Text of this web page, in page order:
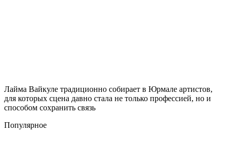
Лайма Вайкуле традиционно собирает в Юрмале артистов,
для которых сцена давно стала не только профессией, но и
способом сохранить связь
Популярное